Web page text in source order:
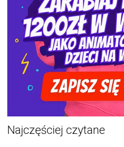
Najczęściej czytane